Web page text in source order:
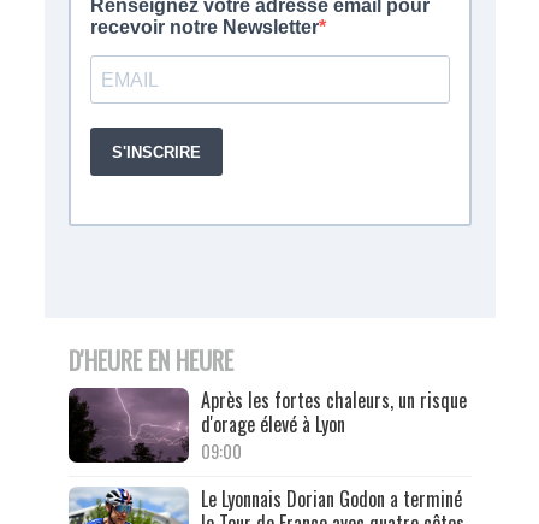
D'HEURE EN HEURE
Après les fortes chaleurs, un risque
d'orage élevé à Lyon
09:00
Le Lyonnais Dorian Godon a terminé